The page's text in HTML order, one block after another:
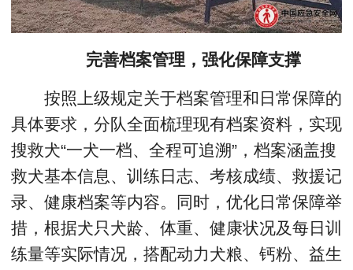
完善档案管理，强化保障支撑
按照上级规定关于档案管理和日常保障的
具体要求，分队全面梳理现有档案资料，实现
搜救犬“一犬一档、全程可追溯”，档案涵盖搜
救犬基本信息、训练日志、考核成绩、救援记
录、健康档案等内容。同时，优化日常保障举
措，根据犬只犬龄、体重、健康状况及每日训
练量等实际情况，搭配动力犬粮、钙粉、益生